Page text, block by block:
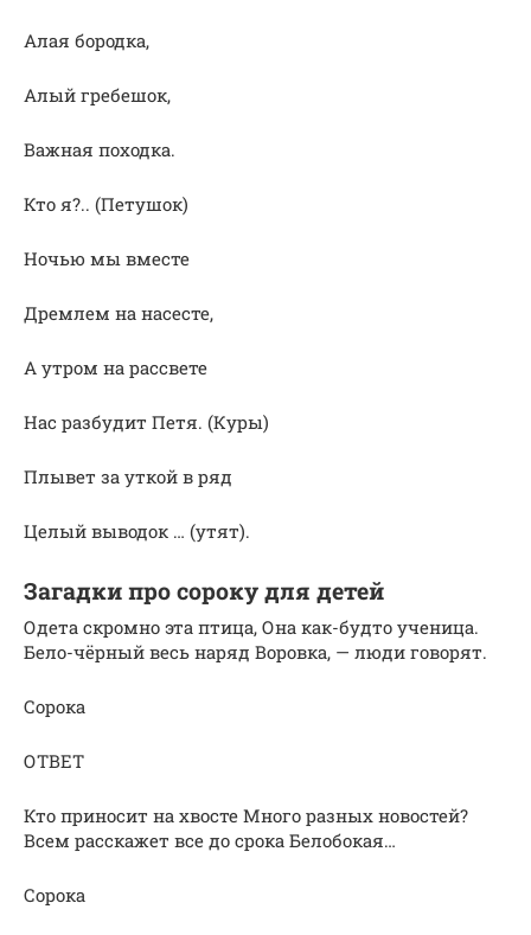
Алая бородка,
Алый гребешок,
Важная походка.
Кто я?.. (Петушок)
Ночью мы вместе
Дремлем на насесте,
А утром на рассвете
Нас разбудит Петя. (Куры)
Плывет за уткой в ряд
Целый выводок … (утят).
Загадки про сороку для детей
Одета скромно эта птица, Она как-будто ученица.
Бело-чёрный весь наряд Воровка, — люди говорят.
Сорока
ОТВЕТ
Кто приносит на хвосте Много разных новостей?
Всем расскажет все до срока Белобокая…
Сорока